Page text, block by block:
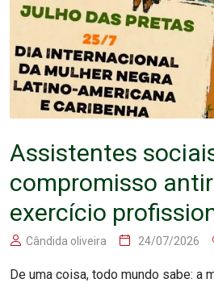
Assistentes
compromisso
exercício
Cândida oliveira 24/07/2026
De uma coisa, todo mundo sabe: a